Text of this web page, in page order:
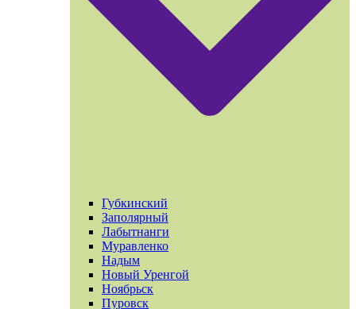
Губкинский
Заполярный
Лабытнанги
Муравленко
Надым
Новый Уренгой
Ноябрьск
Пуровск